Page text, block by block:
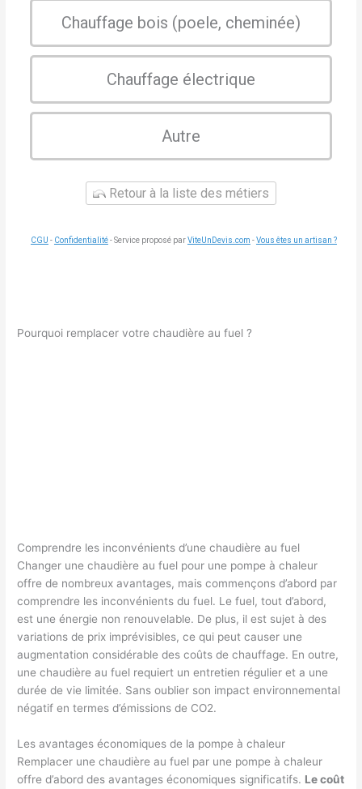
Chauffage bois (poele, cheminée)
Chauffage électrique
Autre
Retour à la liste des métiers
CGU - Confidentialité- Service proposé parViteUnDevis.com -Vous êtes un artisan ?
Pourquoi remplacer votre chaudière au fuel ?
Comprendre les inconvénients d’une chaudière au fuel
Changer une chaudière au fuel pour une pompe à chaleur
offre de nombreux avantages, mais commençons d’abord par
comprendre les inconvénients du fuel. Le fuel, tout d’abord,
est une énergie non renouvelable. De plus, il est sujet à des
variations de prix imprévisibles, ce qui peut causer une
augmentation considérable des coûts de chauffage. En outre,
une chaudière au fuel requiert un entretien régulier et a une
durée de vie limitée. Sans oublier son impact environnemental
négatif en termes d’émissions de CO2.
Les avantages économiques de la pompe à chaleur
Remplacer une chaudière au fuel par une pompe à chaleur
offre d’abord des avantages économiques significatifs. Le coût